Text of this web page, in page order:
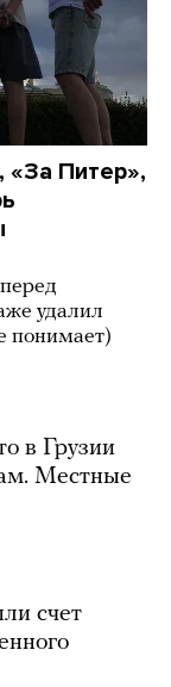
Питер»,
удалил
понимает)
в Грузии
Местные
счет